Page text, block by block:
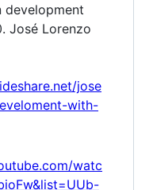
development
José Lorenzo
jose
with-
watc